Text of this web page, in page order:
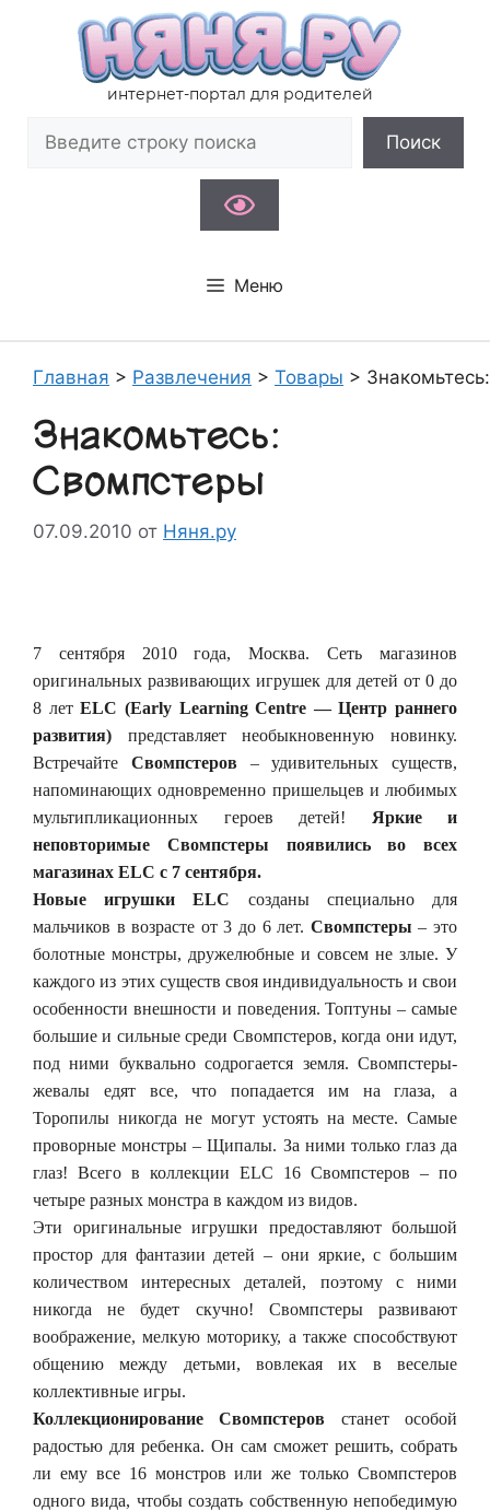
содержимому
интернет-портал для родителей
Поиск
Меню
Главная > Развлечения > Товары >
Знакомьтесь:
Свомпстеры
07.09.2010 от Няня.ру
7 сентября 2010 года, Москва. Сеть магазинов
оригинальных развивающих игрушек для детей от 0 до
8 летELC (Early Learning Centre — Центр раннего
развития) представляет необыкновенную новинку.
Встречайте Свомпстеров – удивительных существ,
напоминающих одновременно пришельцев и любимых
мультипликационных героев детей! Яркие и
неповторимые Свомпстеры появились во всех
магазинах ELC с 7 сентября.
Новые игрушки ELC созданы специально для
мальчиков в возрасте от 3 до 6 лет. Свомпстеры – это
болотные монстры, дружелюбные и совсем не злые. У
каждого из этих существ своя индивидуальность и свои
особенности внешности и поведения. Топтуны – самые
большие и сильные среди Свомпстеров, когда они идут,
под ними буквально содрогается земля. Свомпстеры-
жевалы едят все, что попадается им на глаза, а
Торопилы никогда не могут устоять на месте. Самые
проворные монстры – Щипалы. За ними только глаз да
глаз! Всего в коллекции ELC 16 Свомпстеров – по
четыре разных монстра в каждом из видов.
Эти оригинальные игрушки предоставляют большой
простор для фантазии детей – они яркие, с большим
количеством интересных деталей, поэтому с ними
никогда не будет скучно! Свомпстеры развивают
воображение, мелкую моторику, а также способствуют
общению между детьми, вовлекая их в веселые
коллективные игры.
Коллекционирование Свомпстеров станет особой
радостью для ребенка. Он сам сможет решить, собрать
ли ему все 16 монстров или же только Свомпстеров
одного вида, чтобы создать собственную непобедимую